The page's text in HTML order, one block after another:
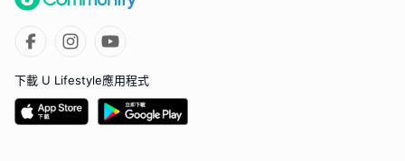
下載 U Lifestyle應用程式